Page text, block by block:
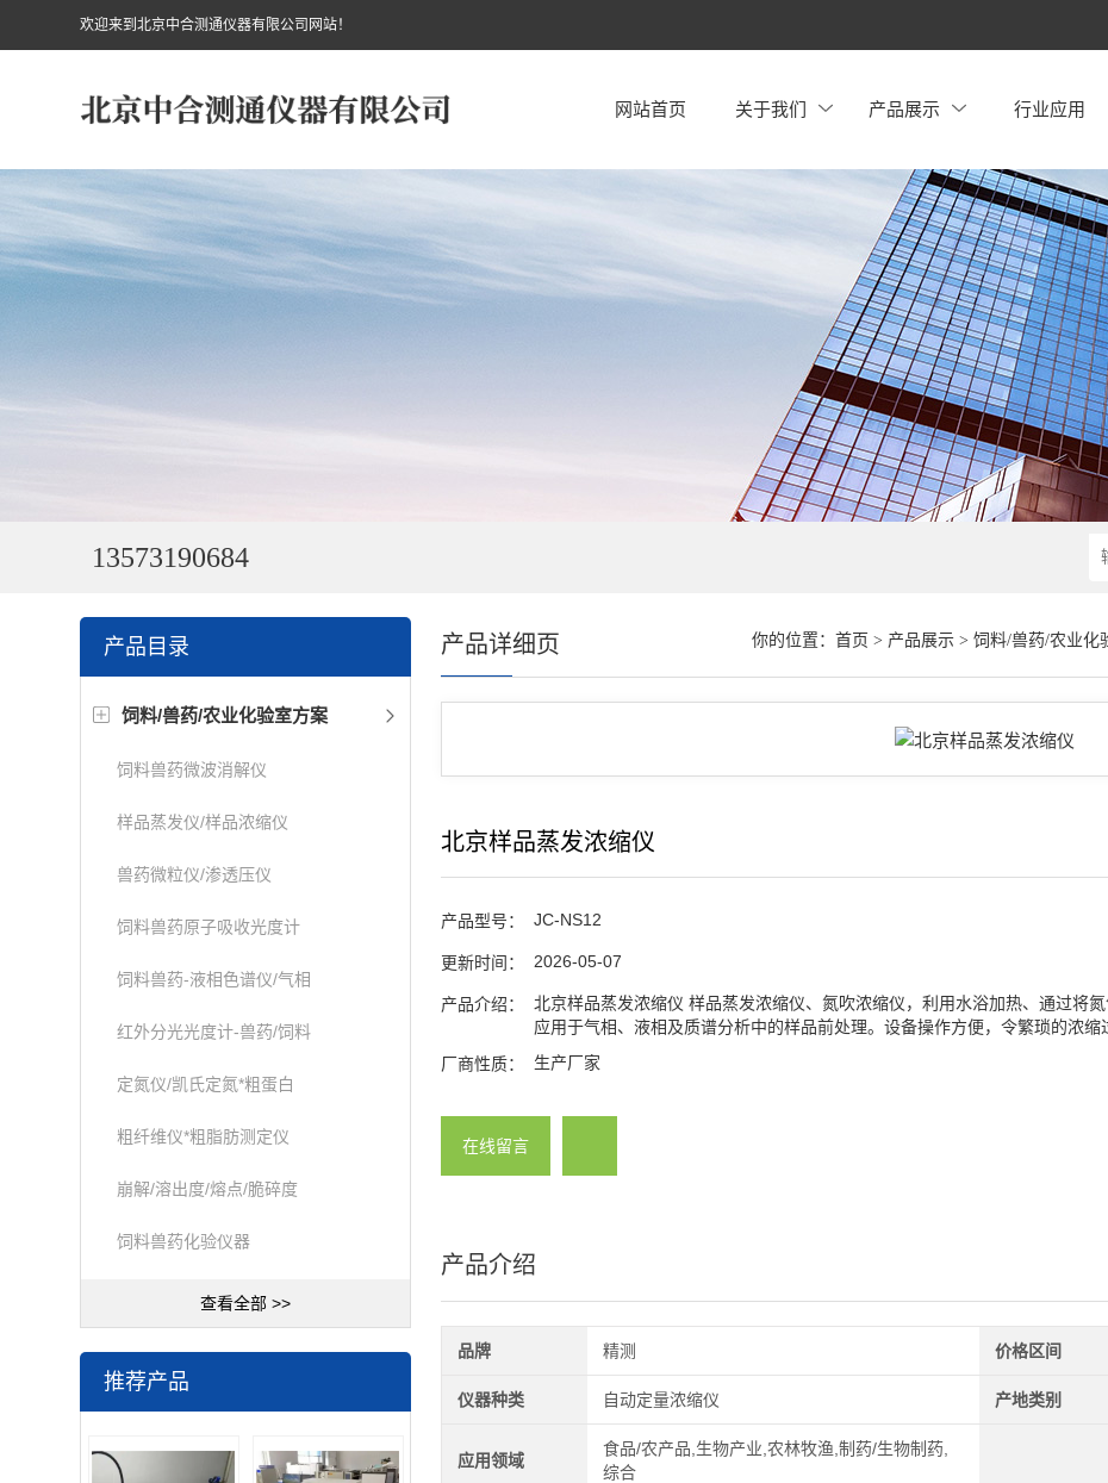
欢迎来到北京中合测通仪器有限公司网站！
网站首页 关于我们 产品展示 行业应用
13573190684
产品目录
饲料/兽药/农业化验室方案
饲料兽药微波消解仪
样品蒸发仪/样品浓缩仪
兽药微粒仪/渗透压仪
饲料兽药原子吸收光度计
饲料兽药-液相色谱仪/气相
红外分光光度计-兽药/饲料
定氮仪/凯氏定氮*粗蛋白
粗纤维仪*粗脂肪测定仪
崩解/溶出度/熔点/脆碎度
饲料兽药化验仪器
查看全部 >>
推荐产品
你的位置： 首页 > 产品展示> 饲料/兽药/农业化
产品详细页
北京样品蒸发浓缩仪
产品型号： JC-NS12
更新时间： 2026-05-07
产品介绍：
北京样品蒸发浓缩仪 样品蒸发浓缩仪、氮吹浓缩仪，利用水浴加热、通过将
应用于气相、液相及质谱分析中的样品前处理。设备操作方便，令繁琐的浓缩
厂商性质： 生产厂家
在线留言
产品介绍
品牌 精测 价格区间
仪器种类 自动定量浓缩仪 产地类别
应用领域
食品/农产品,生物产业,农林牧渔,制药/生物制药,
综合